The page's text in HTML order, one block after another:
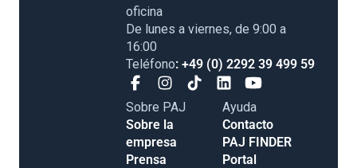
oficina
De lunes a viernes, de 9:00 a
16:00
Teléfono: +49 (0) 2292 39 499 59
Sobre PAJ
Sobre la
empresa
Prensa
Ayuda
Contacto
PAJ FINDER
Portal